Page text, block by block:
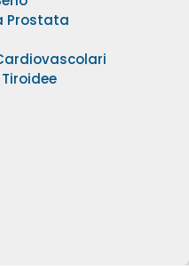
Prostata